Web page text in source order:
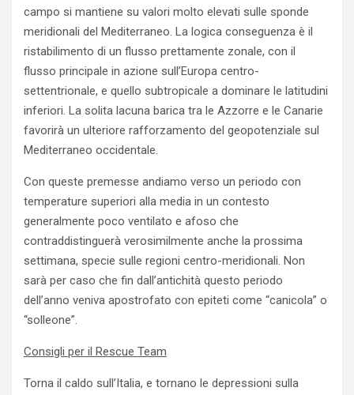
campo si mantiene su valori molto elevati sulle sponde
meridionali del Mediterraneo. La logica conseguenza è il
ristabilimento di un flusso prettamente zonale, con il
flusso principale in azione sull’Europa centro-
settentrionale, e quello subtropicale a dominare le latitudini
inferiori. La solita lacuna barica tra le Azzorre e le Canarie
favorirà un ulteriore rafforzamento del geopotenziale sul
Mediterraneo occidentale.
Con queste premesse andiamo verso un periodo con
temperature superiori alla media in un contesto
generalmente poco ventilato e afoso che
contraddistinguerà verosimilmente anche la prossima
settimana, specie sulle regioni centro-meridionali. Non
sarà per caso che fin dall’antichità questo periodo
dell’anno veniva apostrofato con epiteti come “canicola” o
“solleone”.
Consigli per il Rescue Team
Torna il caldo sull’Italia, e tornano le depressioni sulla